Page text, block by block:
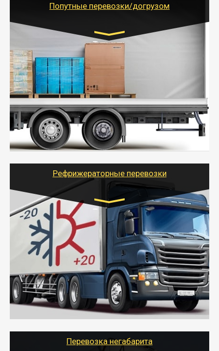
Попутные перевозки/догрузом
Транспорт:
Газель (1,5 и 3 тонны), Бычок, Еврофура от 5 до
10 тонн
от 5000 руб. Возможен догруз
- Экономный способ доставить вещи от 200 кг в
другой город - догрузом или попутно. Попутные
грузоперевозки для физлиц, ИП и юрлиц обходятся
дешевле.
- Тайгер Логистик организует доставку
крупногабаритных и личных вещей по нужному
для погрузочно-разгрузочных работ при перевозке.
Рефрижераторные перевозки
Транспорт:
Газель (1,5 и 3 тонны), Бычок, Еврофура от 5 до
10 тонн
от 6000 руб.
- Рефрижераторные перевозки грузов с
соблюдением температурного режима, работающим
термописцем, санитарной обработкой кузова и мед.
книжкой у водителя.
- Тайгер Логистик поможет быстро перевезти
скоропортящиеся продукты в любой город России с
Перевозка негабарита